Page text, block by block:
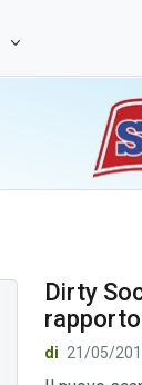
Dirty
di 21/05/